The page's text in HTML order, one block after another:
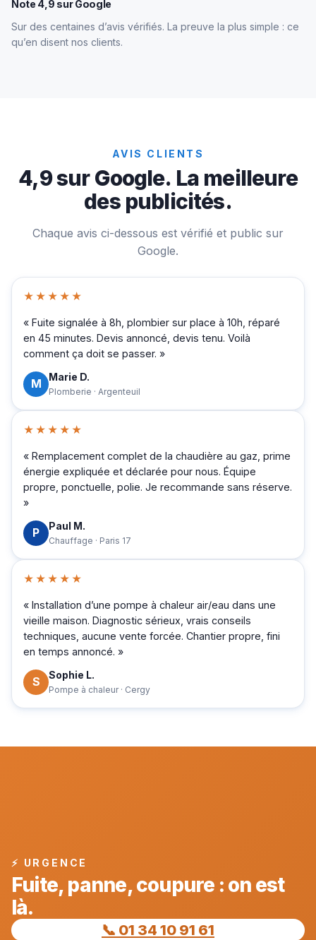
Note 4,9 sur Google
Sur des centaines d’avis vérifiés. La preuve la plus simple : ce
qu’en disent nos clients.
AVIS CLIENTS
4,9 sur Google. La meilleure
des publicités.
Chaque avis ci-dessous est vérifié et public sur
Google.
★★★★★
« Fuite signalée à 8h, plombier sur place à 10h, réparé
en 45 minutes. Devis annoncé, devis tenu. Voilà
comment ça doit se passer. »
M Marie D.
Plomberie · Argenteuil
★★★★★
« Remplacement complet de la chaudière au gaz, prime
énergie expliquée et déclarée pour nous. Équipe
propre, ponctuelle, polie. Je recommande sans réserve.
»
P Paul M.
Chauffage · Paris 17
★★★★★
« Installation d’une pompe à chaleur air/eau dans une
vieille maison. Diagnostic sérieux, vrais conseils
techniques, aucune vente forcée. Chantier propre, fini
en temps annoncé. »
S Sophie L.
Pompe à chaleur · Cergy
⚡ URGENCE
Fuite, panne, coupure : on est
là.
📞 01 34 10 91 61